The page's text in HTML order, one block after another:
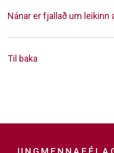
Nánar er fjallað um leikinn
Til baka